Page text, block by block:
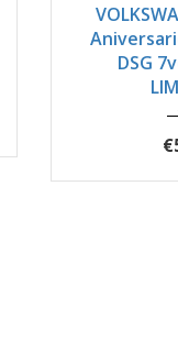
DSG